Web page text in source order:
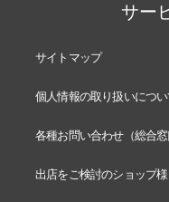
サー
サイトマップ
個人情報の取り扱いにつ
各種お問い合わせ（総合窓
出店をご検討のショップ様